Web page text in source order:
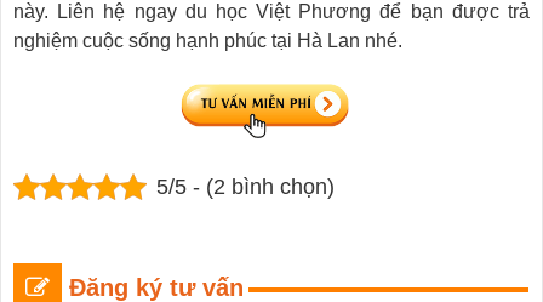
này. Liên hệ ngay du học Việt Phương để bạn được trả
nghiệm cuộc sống hạnh phúc tại Hà Lan nhé.
5/5 - (2 bình chọn)
Đăng ký tư vấn